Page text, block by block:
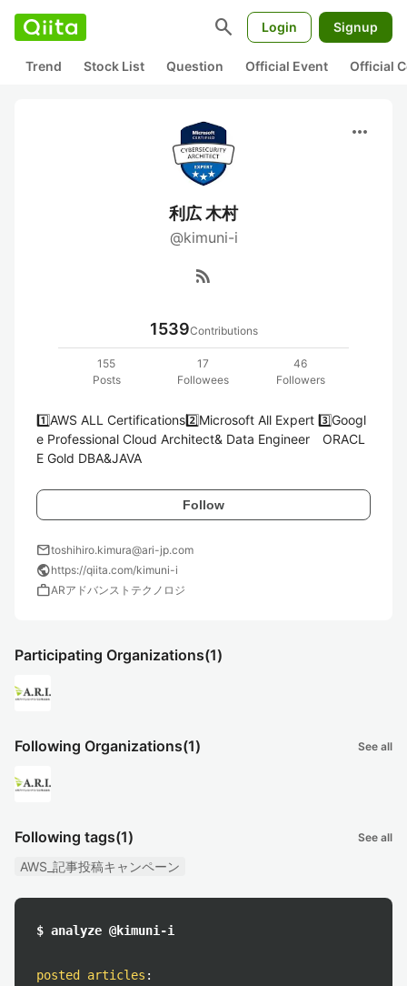
search Login Signup
Trend Stock List Question Official Event Official
more_horiz
利広 木村
@kimuni-i
rss_feed
1539Contributions
155
Posts
17
Followees
46
Followers
1️⃣AWS ALL Certifications2️⃣Microsoft All Expert 3️⃣Googl
e Professional Cloud Architect& Data Engineer　ORACL
E Gold DBA&JAVA
Follow
mailtoshihiro.kimura@ari-jp.com
publichttps://qiita.com/kimuni-i
workARアドバンストテクノロジ
Participating Organizations(1)
Following Organizations(1) See all
Following tags(1) See all
AWS_記事投稿キャンペーン
$ analyze @kimuni-i
posted articles :